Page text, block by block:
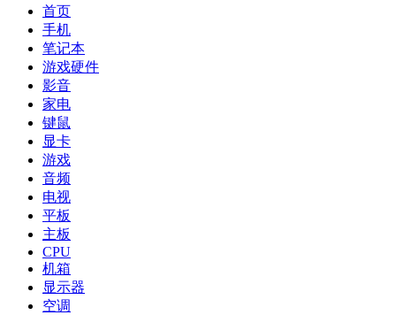
首页
手机
笔记本
游戏硬件
影音
家电
键鼠
显卡
游戏
音频
电视
平板
主板
CPU
机箱
显示器
空调